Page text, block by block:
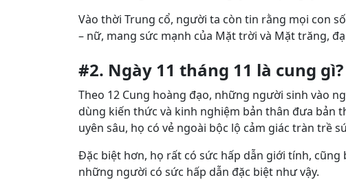
Vào thời Trung cổ, người ta còn tin rằng mọi con
– nữ, mang sức mạnh của Mặt trời và Mặt trăng,
#2. Ngày 11 tháng 11 là cung
Theo 12 Cung hoàng đạo, những người sinh vào
dùng kiến thức và kinh nghiệm bản thân đưa bản
uyên sâu, họ có vẻ ngoài bộc lộ cảm giác tràn trề
Đặc biệt hơn, họ rất có sức hấp dẫn giới tính,
những người có sức hấp dẫn đặc biệt như vậy.